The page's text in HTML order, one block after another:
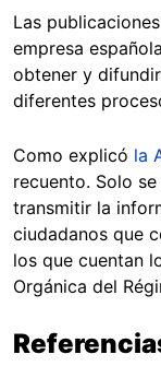
Las
empresa
obtener y
diferentes
Como explicó la
recuento. Solo
transmitir la
ciudadanos que
los que cuentan
Orgánica del